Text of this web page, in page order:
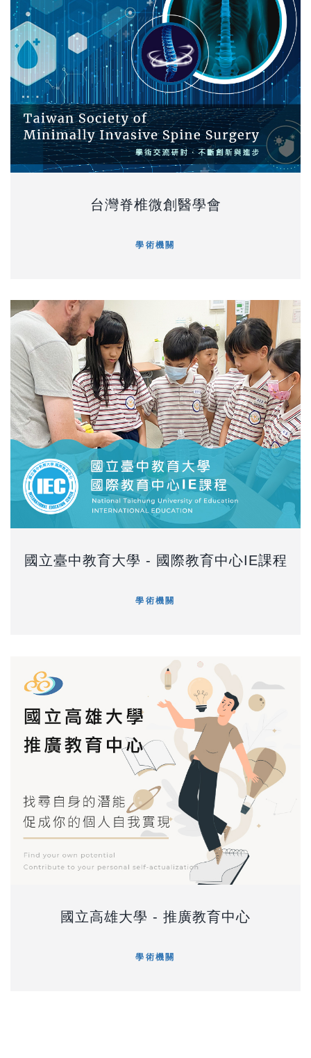
台灣脊椎微創醫學會
學術機關
國立臺中教育大學 - 國際教育中心IE課程
學術機關
國立高雄大學 - 推廣教育中心
學術機關